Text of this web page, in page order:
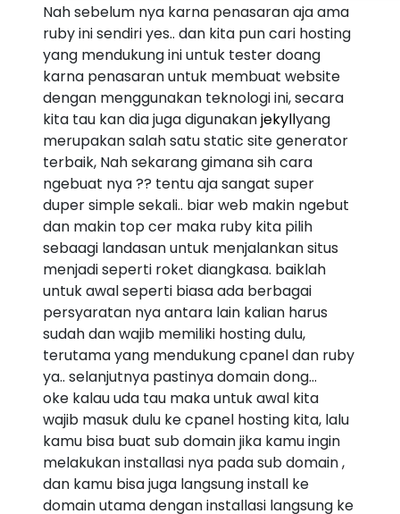
Nah sebelum nya karna penasaran aja ama
ruby ini sendiri yes.. dan kita pun cari hosting
yang mendukung ini untuk tester doang
karna penasaran untuk membuat website
dengan menggunakan teknologi ini, secara
kita tau kan dia juga digunakanjekyllyang
merupakan salah satu static site generator
terbaik, Nah sekarang gimana sih cara
ngebuat nya ?? tentu aja sangat super
duper simple sekali.. biar web makin ngebut
dan makin top cer maka ruby kita pilih
sebaagi landasan untuk menjalankan situs
menjadi seperti roket diangkasa. baiklah
untuk awal seperti biasa ada berbagai
persyaratan nya antara lain kalian harus
sudah dan wajib memiliki hosting dulu,
terutama yang mendukung cpanel dan ruby
ya.. selanjutnya pastinya domain dong...
oke kalau uda tau maka untuk awal kita
wajib masuk dulu ke cpanel hosting kita, lalu
kamu bisa buat sub domain jika kamu ingin
melakukan installasi nya pada sub domain ,
dan kamu bisa juga langsung install ke
domain utama dengan installasi langsung ke